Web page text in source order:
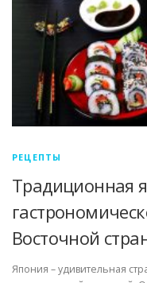
РЕЦЕПТЫ
Традиционная
Восточной
Япония – удивительная